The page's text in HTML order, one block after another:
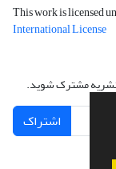
This work is licensed
International License
نشریه مشترک شوید.
اشتراک